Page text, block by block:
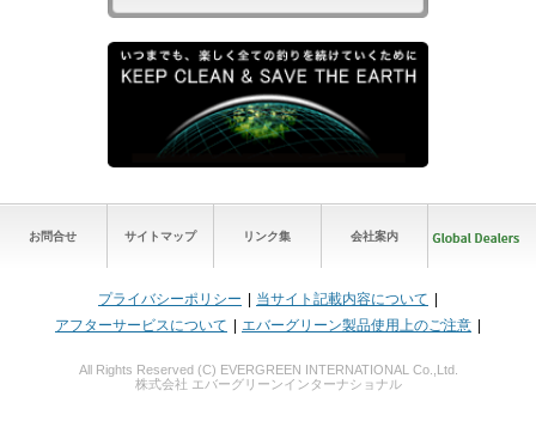
お問合せ サイトマップ リンク集 会社案内
プライバシーポリシー
当サイト記載内容について
アフターサービスについて
エバーグリーン製品使用上のご注意
All Rights Reserved (C) EVERGREEN INTERNATIONAL Co.,Ltd.
株式会社 エバーグリーンインターナショナル